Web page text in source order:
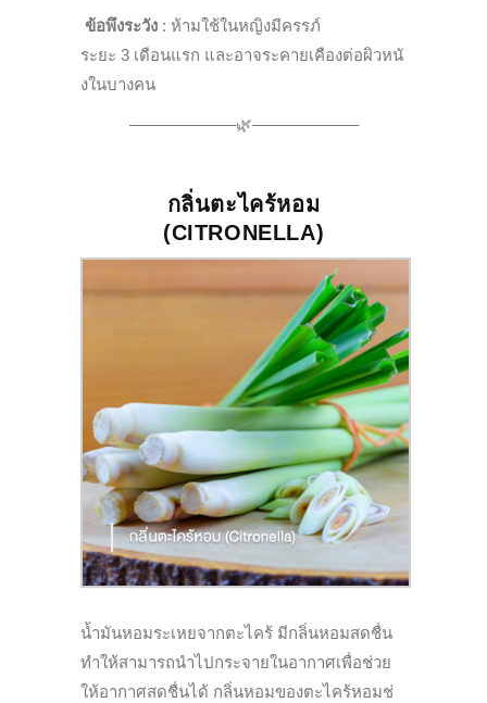
ข้อพึงระวัง : ห้ามใช้ในหญิงมีครรภ์
ระยะ 3 เดือนแรก และอาจระคายเคืองต่อผิวหนั
งในบางคน
——————–🌿——————–
กลิ่นตะไคร้หอม
(CITRONELLA)
น้ำมันหอมระเหยจากตะไคร้ มีกลิ่นหอมสดชื่น
ทำให้สามารถนำไปกระจายในอากาศเพื่อช่วย
ให้อากาศสดชื่นได้ กลิ่นหอมของตะไคร้หอมช่